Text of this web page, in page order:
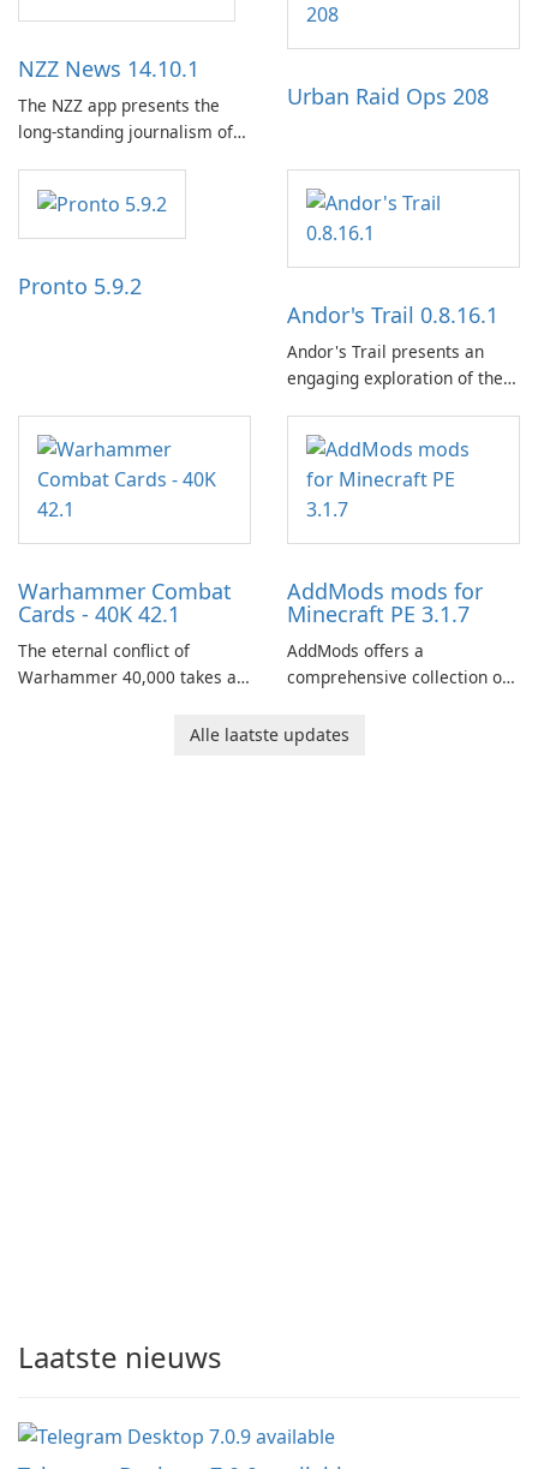
NZZ News 14.10.1
The NZZ app presents the
long-standing journalism of
and a liberal outlook that
embraces diverse opinion.
Urban Raid Ops 208
Pronto 5.9.2
Andor's Trail 0.8.16.1
Andor's Trail presents an
engaging exploration of the
centered around the pursuit
of your brother, Andor,
through a quest-driven
narrative inspired by classic
Warhammer Combat
Cards - 40K 42.1
The eternal conflict of
Warhammer 40,000 takes a
Combat Cards - 40K, a card
AddMods mods for
Minecraft PE 3.1.7
AddMods offers a
comprehensive collection of
allowing you to enhance your
Alle laatste updates
Laatste nieuws